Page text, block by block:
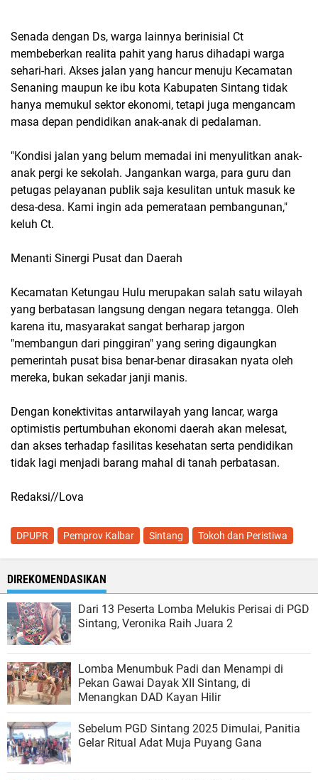
Senada dengan Ds, warga lainnya berinisial Ct
membeberkan realita pahit yang harus dihadapi warga
sehari-hari. Akses jalan yang hancur menuju Kecamatan
Senaning maupun ke ibu kota Kabupaten Sintang tidak
hanya memukul sektor ekonomi, tetapi juga mengancam
masa depan pendidikan anak-anak di pedalaman.
"Kondisi jalan yang belum memadai ini menyulitkan anak-
anak pergi ke sekolah. Jangankan warga, para guru dan
petugas pelayanan publik saja kesulitan untuk masuk ke
desa-desa. Kami ingin ada pemerataan pembangunan,"
keluh Ct.
Menanti Sinergi Pusat dan Daerah
Kecamatan Ketungau Hulu merupakan salah satu wilayah
yang berbatasan langsung dengan negara tetangga. Oleh
karena itu, masyarakat sangat berharap jargon
"membangun dari pinggiran" yang sering digaungkan
pemerintah pusat bisa benar-benar dirasakan nyata oleh
mereka, bukan sekadar janji manis.
Dengan konektivitas antarwilayah yang lancar, warga
optimistis pertumbuhan ekonomi daerah akan melesat,
dan akses terhadap fasilitas kesehatan serta pendidikan
tidak lagi menjadi barang mahal di tanah perbatasan.
Redaksi//Lova
DPUPR Pemprov Kalbar Sintang Tokoh dan Peristiwa
DIREKOMENDASIKAN
Dari 13 Peserta Lomba Melukis Perisai di PGD
Sintang, Veronika Raih Juara 2
Lomba Menumbuk Padi dan Menampi di
Pekan Gawai Dayak XII Sintang, di
Menangkan DAD Kayan Hilir
Sebelum PGD Sintang 2025 Dimulai, Panitia
Gelar Ritual Adat Muja Puyang Gana